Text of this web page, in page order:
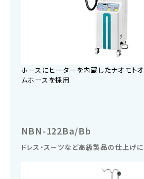
ホースにヒーターを内蔵したナオモト
ムホースを採用
NBN-122Ba/Bb
ドレス・スーツなど高級製品の仕上げに